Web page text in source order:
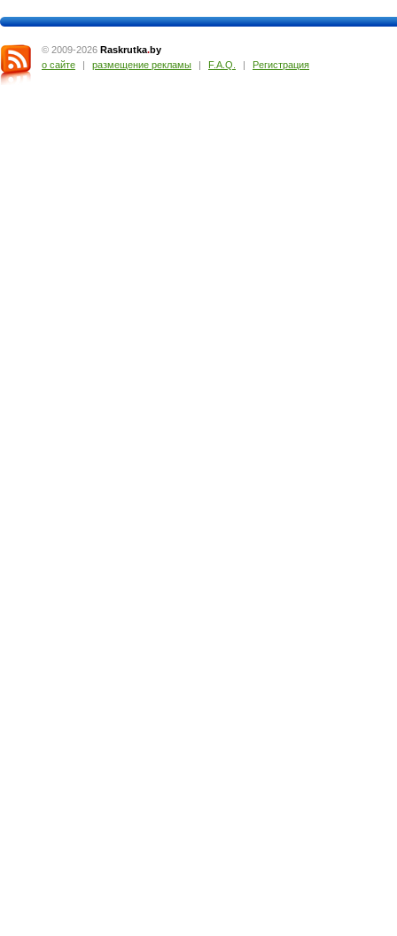
© 2009-2026 Raskrutka.by
о сайте
| размещение рекламы | F.A.Q. | Регистрация